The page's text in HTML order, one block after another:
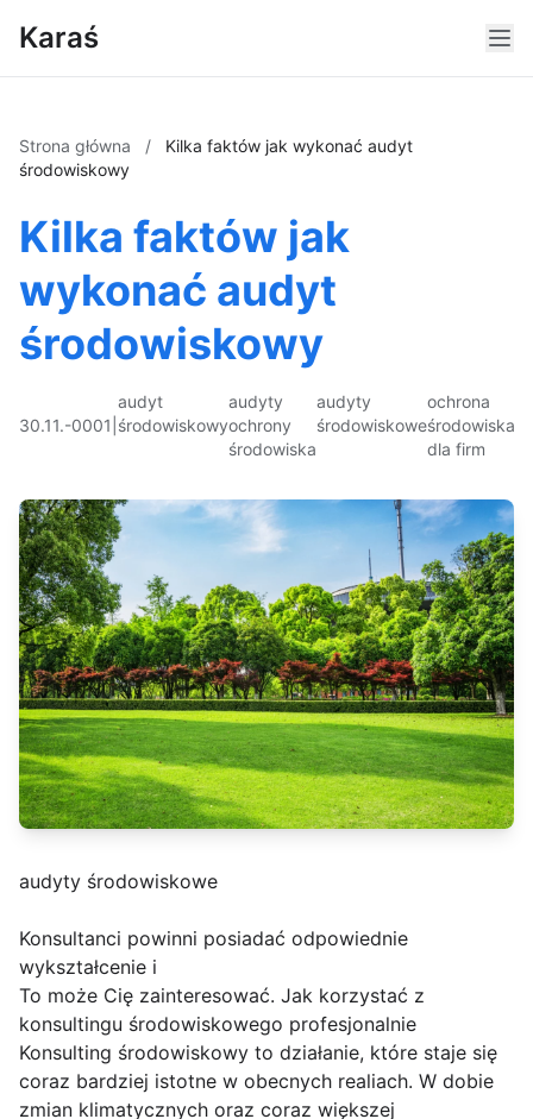
Karaś
Strona główna /
Kilka faktów jak wykonać audyt
środowiskowy
Kilka faktów jak
wykonać audyt
środowiskowy
30.11.-0001
audyt
środowiskowy
audyty
ochrony
środowiska
audyty
środowiskowe
ochrona
środowiska
dla firm
audyty środowiskowe
Konsultanci powinni posiadać odpowiednie
wykształcenie i
To może Cię zainteresować. Jak korzystać z
konsultingu środowiskowego profesjonalnie
Konsulting środowiskowy to działanie, które staje się
coraz bardziej istotne w obecnych realiach. W dobie
zmian klimatycznych oraz coraz większej